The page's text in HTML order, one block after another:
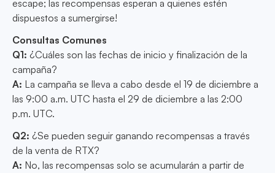
escape; las recompensas esperan a quienes estén
dispuestos a sumergirse!
Consultas Comunes
Q1: ¿Cuáles son las fechas de inicio y finalización de la
campaña?
A: La campaña se lleva a cabo desde el 19 de diciembre a
las 9:00 a.m. UTC hasta el 29 de diciembre a las 2:00
p.m. UTC.
Q2: ¿Se pueden seguir ganando recompensas a través
de la venta de RTX?
A: No, las recompensas solo se acumularán a partir de